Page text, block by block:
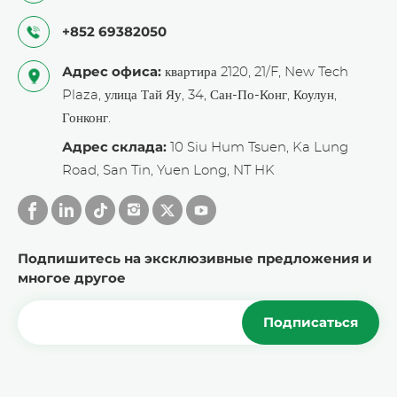
+852 69382050
Адрес офиса: квартира 2120, 21/F, New Tech
Plaza, улица Тай Яу, 34, Сан-По-Конг, Коулун,
Гонконг.
Адрес склада: 10 Siu Hum Tsuen, Ka Lung
Road, San Tin, Yuen Long, NT HK
Подпишитесь на эксклюзивные предложения и
многое другое
Подписаться